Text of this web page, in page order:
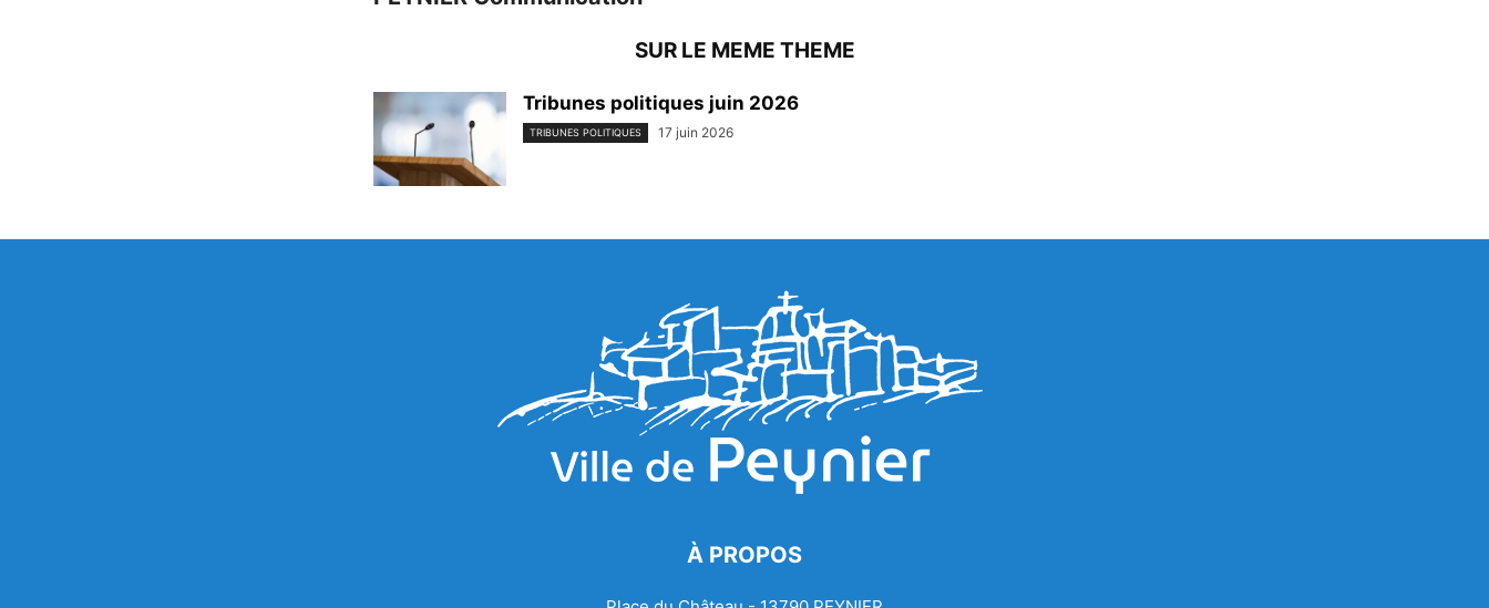
SUR LE MEME THEME
Tribunes politiques juin 2026
TRIBUNES POLITIQUES 17 juin 2026
À PROPOS